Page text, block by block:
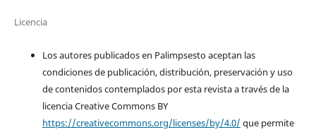
Licencia
Los autores publicados en Palimpsesto aceptan las
condiciones de publicación, distribución, preservación y uso
de contenidos contemplados por esta revista a través de la
licencia Creative Commons BY
https://creativecommons.org/licenses/by/4.0/ que permite